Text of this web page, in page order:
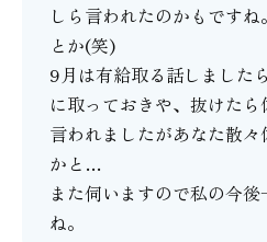
しら言われたのかもですね
とか(笑)
9月は有給取る話しました
に取っておきや、抜けた
言われましたがあなた散
かと…
また伺いますので私の今
ね。